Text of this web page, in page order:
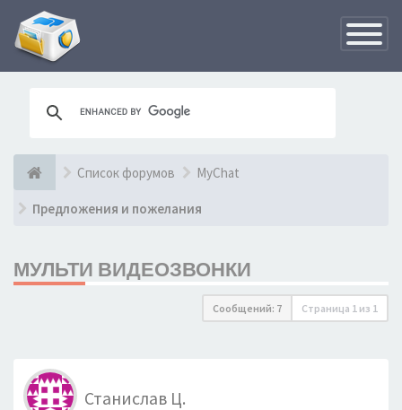
Список форумов MyChat
Предложения и пожелания
МУЛЬТИ ВИДЕОЗВОНКИ
Сообщений: 7 Страница 1 из 1
Станислав Ц.